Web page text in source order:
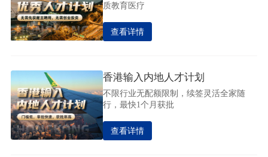
质教育医疗
查看详情
香港输入内地人才计划
不限行业无配额限制，续签灵活全家随
行，最快1个月获批
查看详情